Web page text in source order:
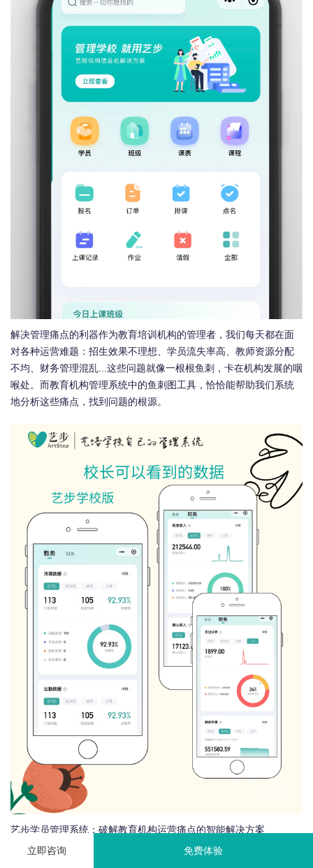
解决管理痛点的利器作为教育培训机构的管理者，我们每天都在面
对各种运营难题：招生效果不理想、学员流失率高、教师资源分配
不均、财务管理混乱...这些问题就像一根根鱼刺，卡在机构发展的咽
喉处。而教育机构管理系统中的鱼刺图工具，恰恰能帮助我们系统
地分析这些痛点，找到问题的根源。
艺步学员管理系统：破解教育机构运营痛点的智能解决方案
立即咨询
免费体验